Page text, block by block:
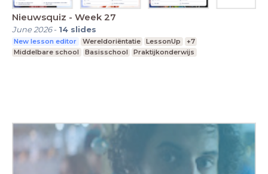
Nieuwsquiz - Week 27
June 2026- 14 slides
New lesson editor Wereldoriëntatie LessonUp
+7
Middelbare school
Basisschool Praktijkonderwijs